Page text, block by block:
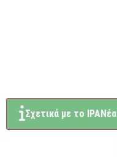
Σχετικά με το ΙΡΑΝέα